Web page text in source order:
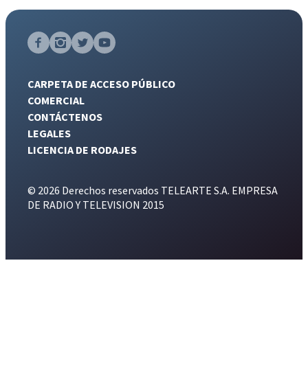
CARPETA DE ACCESO PÚBLICO
COMERCIAL
CONTÁCTENOS
LEGALES
LICENCIA DE RODAJES
© 2026 Derechos reservados TELEARTE S.A. EMPRESA
DE RADIO Y TELEVISION 2015